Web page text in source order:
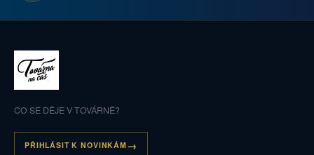
CO SE DĚJE V TOVÁRNĚ?
PŘIHLÁSIT K NOVINKÁM